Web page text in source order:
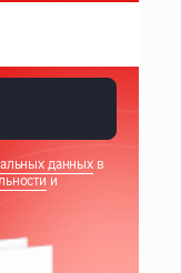
данных в
и